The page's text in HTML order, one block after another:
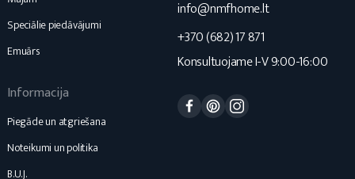
Speciālie piedāvājumi
Emuārs
Informacija
Piegāde un atgriešana
Noteikumi un politika
B.U.J.
info@nmfhome.lt
+370 (682) 17 871
Konsultuojame I-V 9:00-16:00
Facebook
Pinterest